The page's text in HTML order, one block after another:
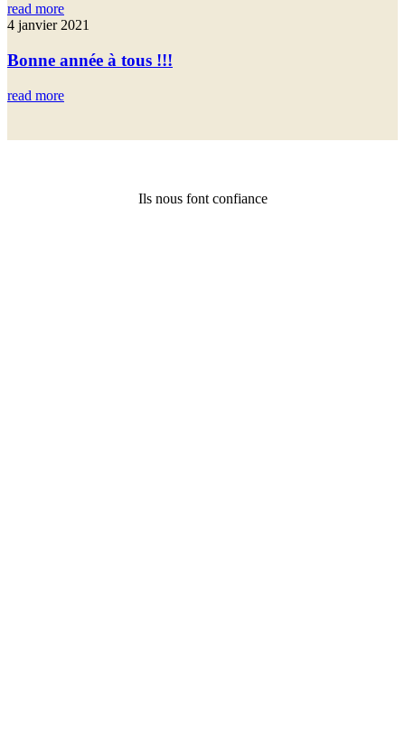
read more
4 janvier 2021
Bonne année à tous !!!
read more
Ils nous font confiance